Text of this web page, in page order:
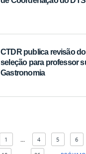
CTDR publica revisão
seleção para professor
Gastronomia
1 ... 4 5 6